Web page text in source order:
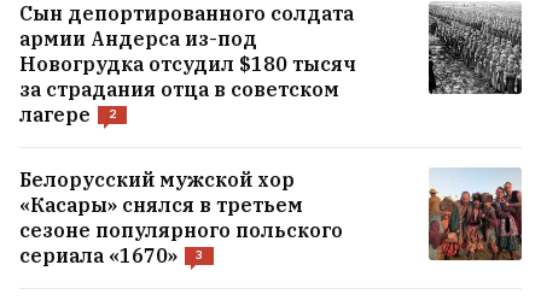
Сын депортированного солдата
армии Андерса из-под
Новогрудка отсудил $180 тысяч
за страдания отца в советском
лагере
2
Белорусский мужской хор
«Касары» снялся в третьем
сезоне популярного польского
сериала «1670»
3
В центре Минска выставили на